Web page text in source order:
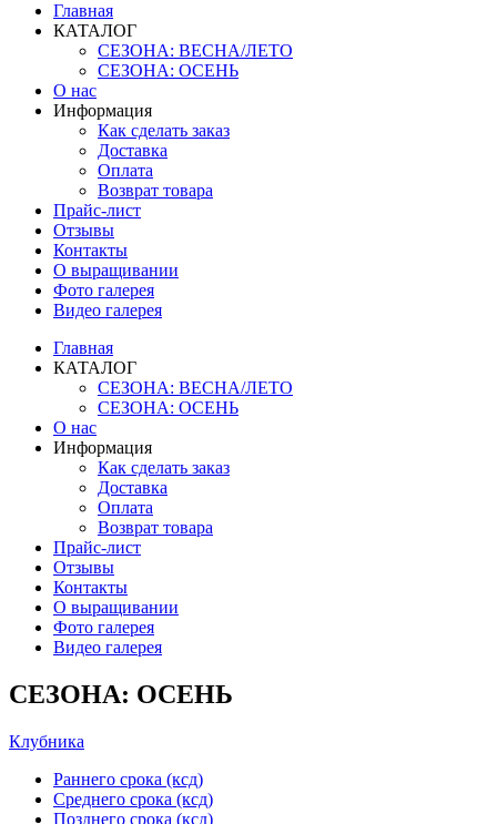
Главная
КАТАЛОГ
СЕЗОНА: ВЕСНА/ЛЕТО
СЕЗОНА: ОСЕНЬ
О нас
Информация
Как сделать заказ
Доставка
Оплата
Возврат товара
Прайс-лист
Отзывы
Контакты
О выращивании
Фото галерея
Видео галерея
Главная
КАТАЛОГ
СЕЗОНА: ВЕСНА/ЛЕТО
СЕЗОНА: ОСЕНЬ
О нас
Информация
Как сделать заказ
Доставка
Оплата
Возврат товара
Прайс-лист
Отзывы
Контакты
О выращивании
Фото галерея
Видео галерея
СЕЗОНА: ОСЕНЬ
Клубника
Раннего срока (ксд)
Среднего срока (ксд)
Позднего срока (ксд)